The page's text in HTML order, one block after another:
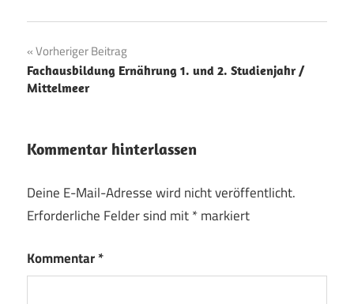
Beitragsnavigation
Vorheriger Beitrag
Fachausbildung Ernährung 1. und 2. Studienjahr /
Mittelmeer
Kommentar hinterlassen
Deine E-Mail-Adresse wird nicht veröffentlicht.
Erforderliche Felder sind mit*markiert
Kommentar*